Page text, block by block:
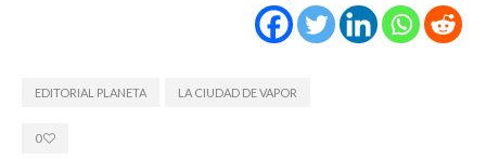
EDITORIAL PLANETA LA CIUDAD DE VAPOR
0